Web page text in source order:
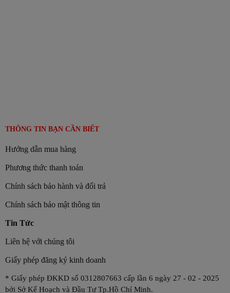
THÔNG TIN BẠN CẦN BIẾT
Hướng dẫn mua hàng
Phương thức thanh toán
Chính sách bảo hành và đổi trả
Chính sách bảo mật thông tin
Tin Tức
Liên hệ với chúng tôi
Giấy phép đăng ký kinh doanh
* Giấy phép ĐKKD số 0312807663 cấp lần 6 ngày 27 - 02 - 2025
bởi Sở Kế Hoạch và Đầu Tư Tp.Hồ Chí Minh.